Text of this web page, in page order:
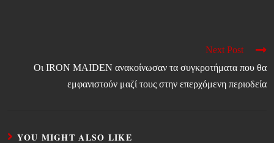
Next Post
Οι IRON MAIDEN ανακοίνωσαν τα συγκροτήματα που θα
εμφανιστούν μαζί τους στην επερχόμενη περιοδεία
YOU MIGHT ALSO LIKE